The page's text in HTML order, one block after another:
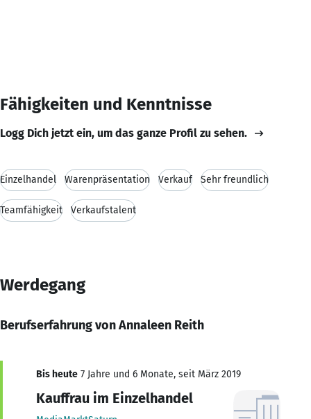
Fähigkeiten und Kenntnisse
Logg Dich jetzt ein, um das ganze Profil zu sehen.
Einzelhandel Warenpräsentation Verkauf Sehr freundlich
Teamfähigkeit Verkaufstalent
Werdegang
Berufserfahrung von Annaleen Reith
Bis heute 7 Jahre und 6 Monate, seit März 2019
Kauffrau im Einzelhandel